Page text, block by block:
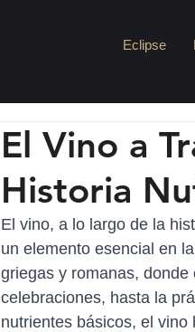
Eclipse
El Vino a
Historia
El vino, a lo largo de la
un elemento esencial en
griegas y romanas,
celebraciones, hasta la
nutrientes básicos, el